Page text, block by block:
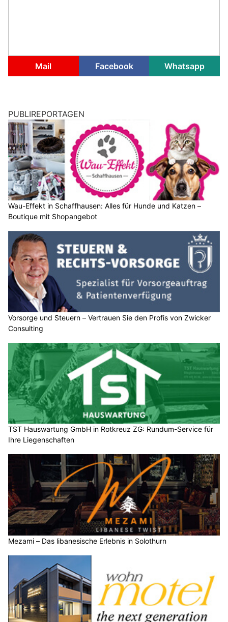
Mail Facebook Whatsapp
PUBLIREPORTAGEN
Wau-Effekt in Schaffhausen: Alles für Hunde und Katzen –
Boutique mit Shopangebot
Vorsorge und Steuern – Vertrauen Sie den Profis von Zwicker
Consulting
TST Hauswartung GmbH in Rotkreuz ZG: Rundum-Service für
Ihre Liegenschaften
Mezami – Das libanesische Erlebnis in Solothurn